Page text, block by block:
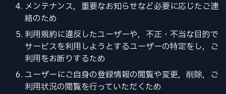
メンテナンス，重要なお知らせなど必要に応じたご連
絡のため
利用規約に違反したユーザーや，不正・不当な目的で
サービスを利用しようとするユーザーの特定をし，ご
利用をお断りするため
ユーザーにご自身の登録情報の閲覧や変更，削除，ご
利用状況の閲覧を行っていただくため